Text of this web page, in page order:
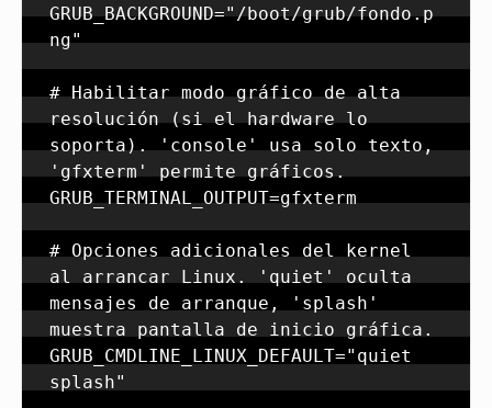
GRUB_BACKGROUND="/boot/grub/fondo.p
ng"
# Habilitar modo gráfico de alta
resolución (si el hardware lo
soporta). 'console' usa solo texto,
'gfxterm' permite gráficos.
GRUB_TERMINAL_OUTPUT=gfxterm
# Opciones adicionales del kernel
al arrancar Linux. 'quiet' oculta
mensajes de arranque, 'splash'
muestra pantalla de inicio gráfica.
GRUB_CMDLINE_LINUX_DEFAULT="quiet
splash"